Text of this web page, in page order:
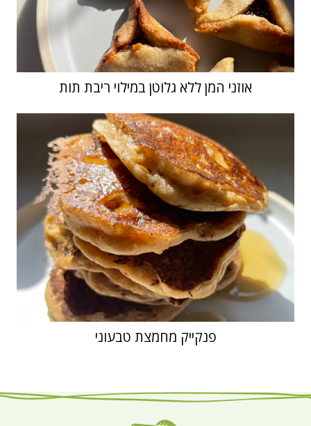
אוזני המן ללא גלוטן במילוי ריבת תות
פנקייק מחמצת טבעוני